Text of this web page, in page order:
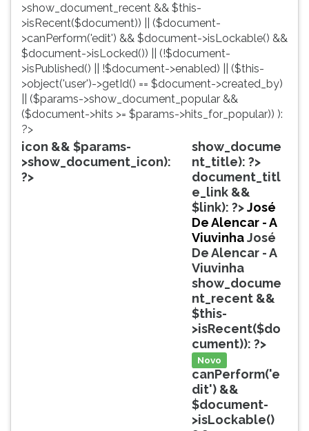
livros,
biografias,
profissões,
simulados
comentados.
Acessibilidade
leitor
pular
essa
leitura
pressione
depois
pausar
>show_document_recent && $this-
>isRecent($document)) || ($document-
>canPerform('edit') && $document->isLockable() &&
$document->isLocked()) || (!$document-
>isPublished() || !$document->enabled) || ($this-
>object('user')->getId() == $document->created_by)
|| ($params->show_document_popular &&
($document->hits >= $params->hits_for_popular)) ):
?>
icon && $params-
>show_document_icon):
?>
show_docume
nt_title): ?>
document_titl
e_link &&
$link): ?>José
De Alencar - A
ViuvinhaJosé
De Alencar - A
Viuvinha
show_docume
nt_recent &&
$this-
>isRecent($do
cument)): ?>
Novo
canPerform('e
dit') &&
$document-
>isLockable()